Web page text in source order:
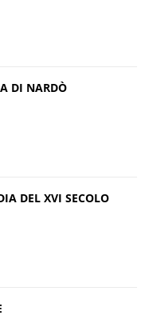
DI NARDÒ
DEL XVI SECOLO